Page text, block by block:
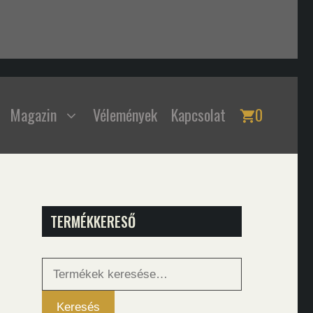
Magazin Vélemények Kapcsolat 0
TERMÉKKERESŐ
Keresés
Keresés